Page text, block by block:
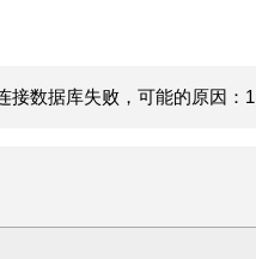
接数据库失败，可能的原因：